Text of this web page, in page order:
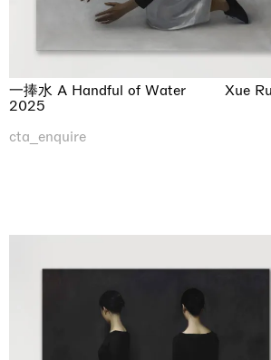
一捧水 A Handful of Water
2025
Xue
cta_enquire